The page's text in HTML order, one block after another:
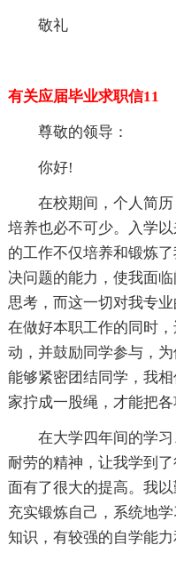
敬礼
有关应届毕业求职信11
尊敬的领导：
你好!
在校期间，个人简
培养也必不可少。入学
的工作不仅培养和锻炼
决问题的能力，使我面
思考，而这一切对我专
在做好本职工作的同时
动，并鼓励同学参与，
能够紧密团结同学，我
家拧成一股绳，才能把各
在大学四年间的学
耐劳的精神，让我学到
面有了很大的提高。我
充实锻炼自己，系统地
知识，有较强的自学能力